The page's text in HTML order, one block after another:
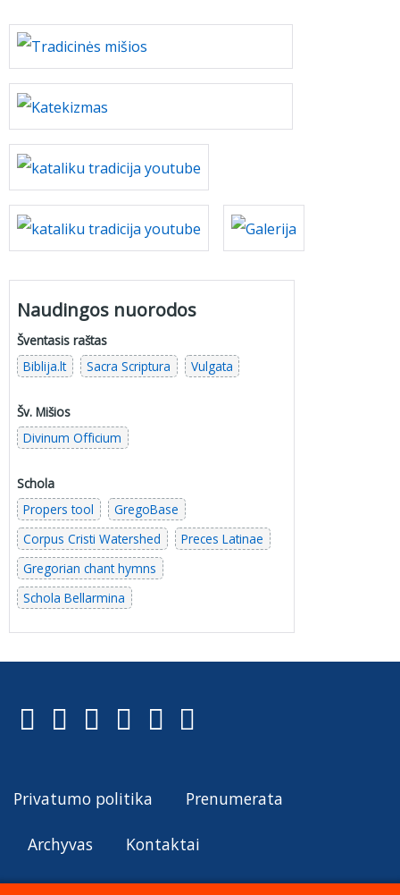
Naudingos nuorodos
Šventasis raštas
Biblija.lt
Sacra Scriptura Vulgata
Šv. Mišios
Divinum Officium
Schola
Propers tool
GregoBase
Corpus Cristi Watershed
Preces Latinae
Gregorian chant hymns
Schola Bellarmina
Privatumo politika Prenumerata
Archyvas Kontaktai